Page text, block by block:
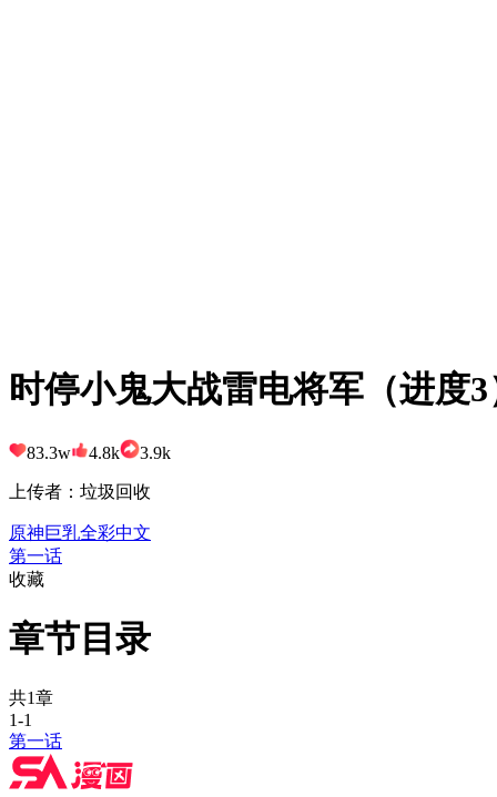
时停小鬼大战雷电将军（进度3
83.3w 4.8k 3.9k
上传者：垃圾回收
原神巨乳全彩中文
第一话
收藏
章节目录
共1章
1-1
第一话